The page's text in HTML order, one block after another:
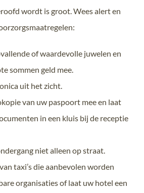
wordt is groot. Wees alert en
of waardevolle juwelen en
sommen geld mee.
uit het zicht.
van uw paspoort mee en laat
in een kluis bij de receptie
niet alleen op straat.
taxi’s die aanbevolen worden
organisaties of laat uw hotel een